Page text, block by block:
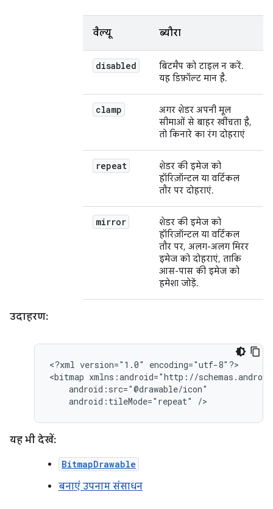
वैल्यू ब्यौरा
disabled
बिटमैप को टाइल न करें.
यह डिफ़ॉल्ट मान है.
clamp
अगर शेडर अपनी मूल
सीमाओं से बाहर खींचता है,
तो किनारे का रंग दोहराएं
repeat
शेडर की इमेज को
हॉरिज़ॉन्टल या वर्टिकल
तौर पर दोहराएं.
mirror
शेडर की इमेज को
हॉरिज़ॉन्टल या वर्टिकल
तौर पर, अलग-अलग मिरर
इमेज को दोहराएं, ताकि
आस-पास की इमेज को
हमेशा जोड़ें.
उदाहरण:
<?xml version="1.0"
encoding="utf-8"?>
<bitmap
android:tileMode="repeat"
/>
यह भी देखें:
BitmapDrawable
बनाएं उपनाम संसाधन